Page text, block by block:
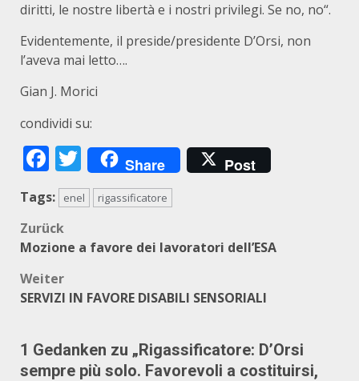
diritti, le nostre libertà e i nostri privilegi. Se no, no“.
Evidentemente, il preside/presidente D’Orsi, non
l’aveva mai letto….
Gian J. Morici
condividi su:
Facebook
Twitter
Share Post
Tags: enel rigassificatore
Beitragsnavigation
Zurück
Mozione a favore dei lavoratori dell’ESA
Weiter
SERVIZI IN FAVORE DISABILI SENSORIALI
1 Gedanken zu „Rigassificatore: D’Orsi
sempre più solo. Favorevoli a costituirsi,